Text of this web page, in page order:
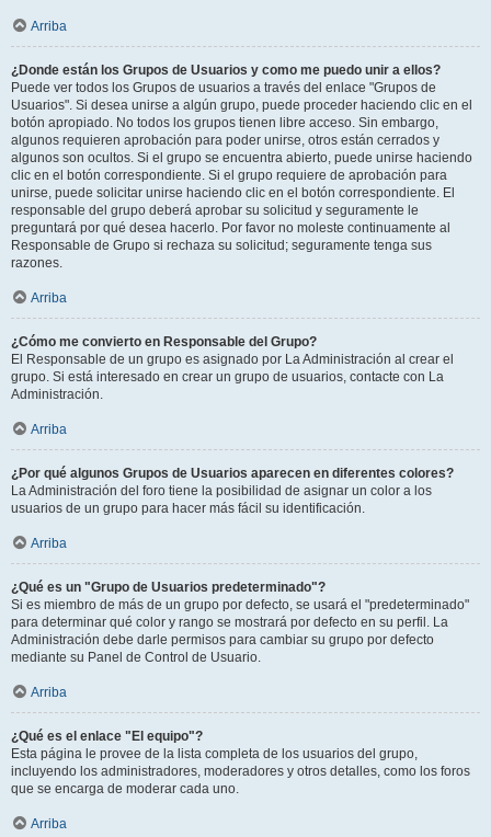
Arriba
¿Donde están los Grupos de Usuarios y como me puedo unir a ellos?
Puede ver todos los Grupos de usuarios a través del enlace "Grupos de
Usuarios". Si desea unirse a algún grupo, puede proceder haciendo clic en el
botón apropiado. No todos los grupos tienen libre acceso. Sin embargo,
algunos requieren aprobación para poder unirse, otros están cerrados y
algunos son ocultos. Si el grupo se encuentra abierto, puede unirse haciendo
clic en el botón correspondiente. Si el grupo requiere de aprobación para
unirse, puede solicitar unirse haciendo clic en el botón correspondiente. El
responsable del grupo deberá aprobar su solicitud y seguramente le
preguntará por qué desea hacerlo. Por favor no moleste continuamente al
Responsable de Grupo si rechaza su solicitud; seguramente tenga sus
razones.
Arriba
¿Cómo me convierto en Responsable del Grupo?
El Responsable de un grupo es asignado por La Administración al crear el
grupo. Si está interesado en crear un grupo de usuarios, contacte con La
Administración.
Arriba
¿Por qué algunos Grupos de Usuarios aparecen en diferentes colores?
La Administración del foro tiene la posibilidad de asignar un color a los
usuarios de un grupo para hacer más fácil su identificación.
Arriba
¿Qué es un "Grupo de Usuarios predeterminado"?
Si es miembro de más de un grupo por defecto, se usará el "predeterminado"
para determinar qué color y rango se mostrará por defecto en su perfil. La
Administración debe darle permisos para cambiar su grupo por defecto
mediante su Panel de Control de Usuario.
Arriba
¿Qué es el enlace "El equipo"?
Esta página le provee de la lista completa de los usuarios del grupo,
incluyendo los administradores, moderadores y otros detalles, como los foros
que se encarga de moderar cada uno.
Arriba